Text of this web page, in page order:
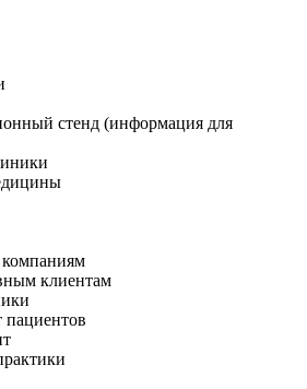
стенд (информация для
клиентам